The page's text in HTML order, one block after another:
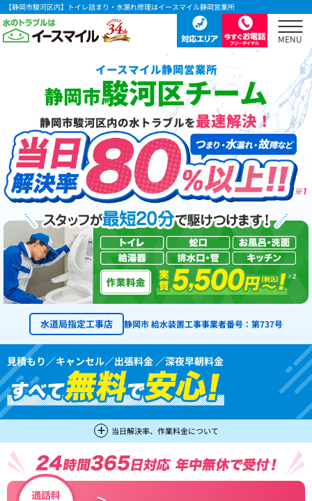
【静岡市駿河区内】トイレ詰まり・水漏れ修理はイースマイル静岡営業所
イースマイル静岡営業所
静岡市駿河区チーム
静岡市駿河区内の水トラブルを最速解決！
水道局指定工事店 静岡市 給水装置工事事業者番号：第737号
見積もり／キャンセル／出張料金 ／深夜早朝料金
当日解決率、作業料金について